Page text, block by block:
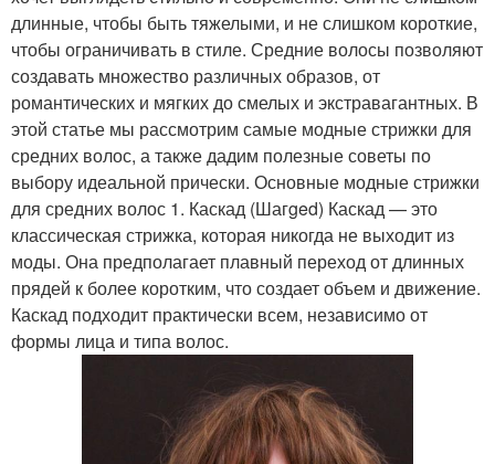
длинные, чтобы быть тяжелыми, и не слишком короткие,
чтобы ограничивать в стиле. Средние волосы позволяют
создавать множество различных образов, от
романтических и мягких до смелых и экстравагантных. В
этой статье мы рассмотрим самые модные стрижки для
средних волос, а также дадим полезные советы по
выбору идеальной прически. Основные модные стрижки
для средних волос 1. Каскад (Шагged) Каскад — это
классическая стрижка, которая никогда не выходит из
моды. Она предполагает плавный переход от длинных
прядей к более коротким, что создает объем и движение.
Каскад подходит практически всем, независимо от
формы лица и типа волос.